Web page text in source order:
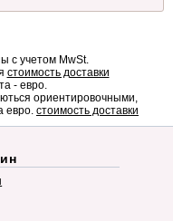
с учетом MwSt.
стоимость доставки
- евро.
ориентировочными,
евро. стоимость доставки